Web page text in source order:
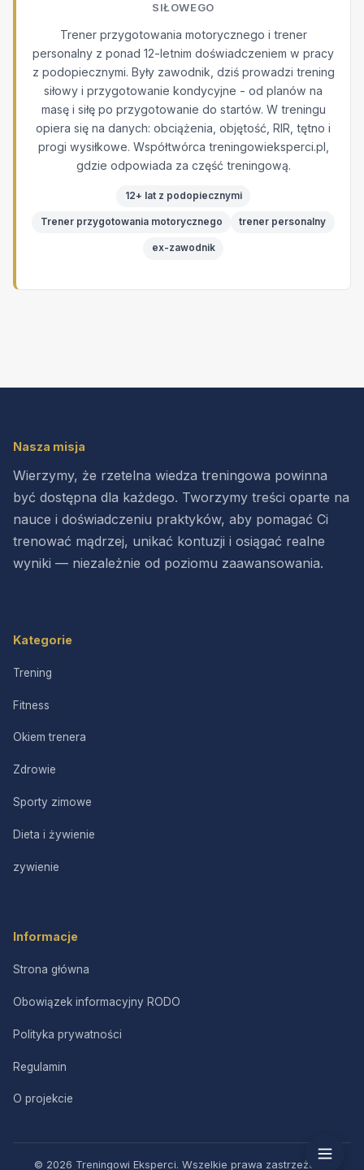
SIŁOWEGO
Trener przygotowania motorycznego i trener
personalny z ponad 12-letnim doświadczeniem w pracy
z podopiecznymi. Były zawodnik, dziś prowadzi trening
siłowy i przygotowanie kondycyjne - od planów na
masę i siłę po przygotowanie do startów. W treningu
opiera się na danych: obciążenia, objętość, RIR, tętno i
progi wysiłkowe. Współtwórca treningowieksperci.pl,
gdzie odpowiada za część treningową.
12+ lat z podopiecznymi
Trener przygotowania motorycznego trener personalny
ex-zawodnik
Nasza misja
Wierzymy, że rzetelna wiedza treningowa powinna
być dostępna dla każdego. Tworzymy treści oparte na
nauce i doświadczeniu praktyków, aby pomagać Ci
trenować mądrzej, unikać kontuzji i osiągać realne
wyniki — niezależnie od poziomu zaawansowania.
Kategorie
Trening
Fitness
Okiem trenera
Zdrowie
Sporty zimowe
Dieta i żywienie
zywienie
Informacje
Strona główna
Obowiązek informacyjny RODO
Polityka prywatności
Regulamin
O projekcie
© 2026 Treningowi Eksperci. Wszelkie prawa zastrzeżone.